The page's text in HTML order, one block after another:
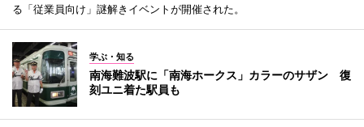
る「従業員向け」謎解きイベントが開催された。
学ぶ・知る
南海難波駅に「南海ホークス」カラーのサザン 復
刻ユニ着た駅員も